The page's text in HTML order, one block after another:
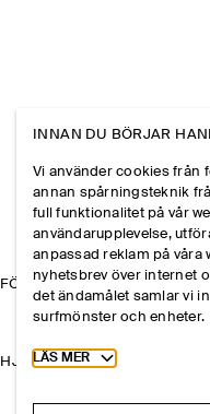
FÖRETAGET
HJÄLP
INNAN DU BÖRJAR
Vi använder cookies från
annan spårningsteknik
full funktionalitet på vår
användarupplevelse,
anpassad reklam på våra
nyhetsbrev över internet
det ändamålet samlar vi
surfmönster och enheter.
Toggle more cookie
LÄS MER